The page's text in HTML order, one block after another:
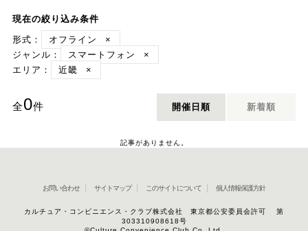
現在の絞り込み条件
形式：
オフライン
×
ジャンル：
スマートフォン
×
エリア：
近畿 ×
全0件 開催日順 新着順
記事がありません。
お問い合わせ サイトマップ このサイトについて 個人情報保護方針
カルチュア・コンビニエンス・クラブ株式会社 東京都公安委員会許可 第
303310908618号